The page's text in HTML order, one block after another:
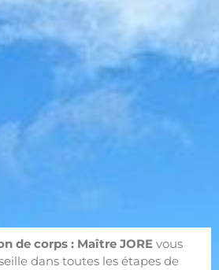
de corps : Maître JORE vous
dans toutes les étapes de